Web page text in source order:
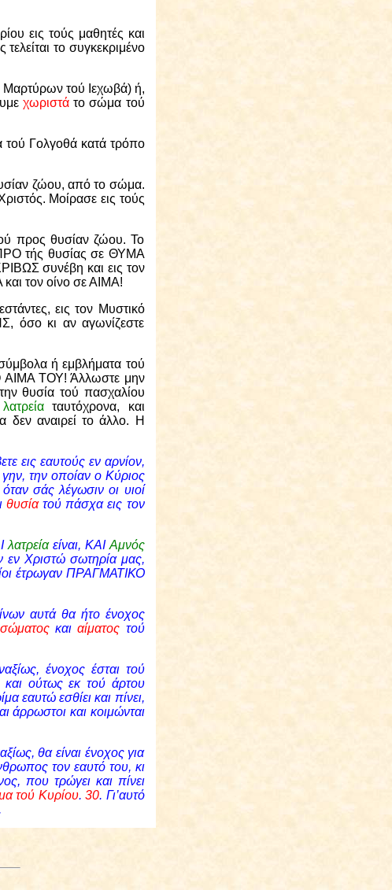
εις τούς μαθητές και
το συγκεκριμένο
Μαρτύρων τού Ιεχωβά) ή,
χωριστάτο σώμα τού
τού Γολγοθά κατά τρόπο
ζώου, από το σώμα.
Μοίρασε εις τούς
προς θυσίαν ζώου. Το
τής θυσίας σε ΘΥΜΑ
συνέβη και εις τον
τον οίνο σε ΑΙΜΑ!
εις τον Μυστικό
κι αν αγωνίζεστε
ή εμβλήματα τού
ΑΙΜΑ ΤΟΥ! Άλλωστε μην
θυσία τού πασχαλίου
λατρείαταυτόχρονα, και
δεν αναιρεί το άλλο. Η
εις εαυτούς εν αρνίον,
γην, την οποίαν ο Κύριος
σάς λέγωσιν οι υιοί
θυσίατού πάσχα εις τον
λατρείαείναι, ΚΑΙ Αμνός
εν Χριστώ σωτηρία μας,
έτρωγαν ΠΡΑΓΜΑΤΙΚΟ
αυτά θα ήτο ένοχος
σώματοςκαιαίματος τού
ένοχος έσται τού
ούτως εκ τού άρτου
εαυτώ εσθίει και πίνει,
άρρωστοι και κοιμώνται
θα είναι ένοχος για
τον εαυτό του, κι
που τρώγει και πίνει
τού Κυρίου.30. Γι’αυτό